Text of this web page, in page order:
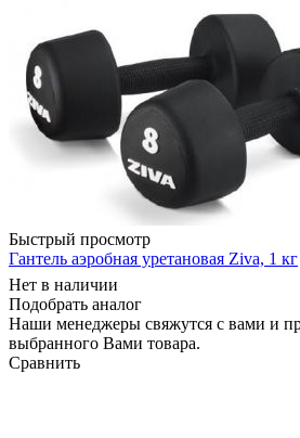
Быстрый просмотр
Гантель аэробная уретановая Ziva, 1 кг
Нет в наличии
Подобрать аналог
Наши менеджеры свяжутся с вами и
выбранного Вами товара.
Сравнить